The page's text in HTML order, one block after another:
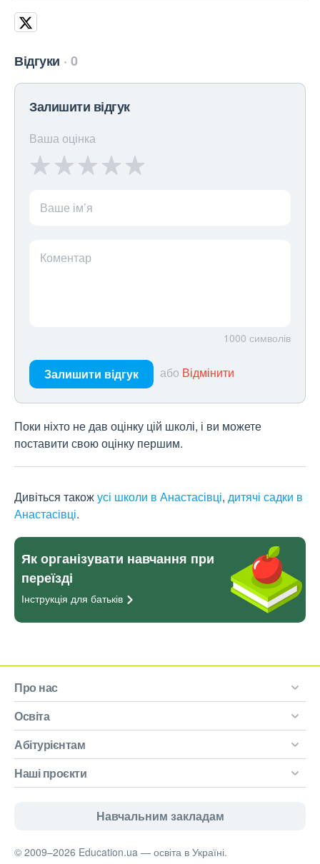
Відгуки 0
Залишити відгук
Ваша оцінка
Ваше ім’я
Коментар
1000 символів
Залишити відгук або Відмінити
Поки ніхто не дав оцінку цій школі, і ви можете
поставити свою оцінку першим.
Дивіться такожусі школи в Анастасівці, дитячі садки в
Анастасівці.
Як організувати навчання при
переїзді
Інструкція для батьків
Про нас
Освіта
Абітурієнтам
Наші проєкти
Навчальним закладам
© 2009–2026 Education.ua — освіта в Україні.